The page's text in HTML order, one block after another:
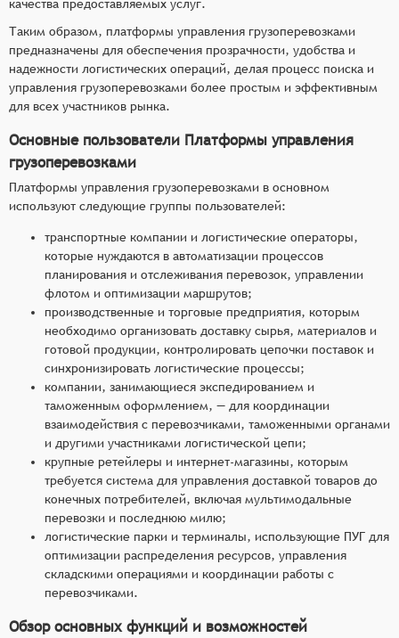
качества предоставляемых услуг.
Таким образом, платформы управления грузоперевозками
предназначены для обеспечения прозрачности, удобства и
надежности логистических операций, делая процесс поиска и
управления грузоперевозками более простым и эффективным
для всех участников рынка.
Основные пользователи Платформы управления
грузоперевозками
Платформы управления грузоперевозками в основном
используют следующие группы пользователей:
транспортные компании и логистические операторы,
которые нуждаются в автоматизации процессов
планирования и отслеживания перевозок, управлении
флотом и оптимизации маршрутов;
производственные и торговые предприятия, которым
необходимо организовать доставку сырья, материалов и
готовой продукции, контролировать цепочки поставок и
синхронизировать логистические процессы;
компании, занимающиеся экспедированием и
таможенным оформлением, — для координации
взаимодействия с перевозчиками, таможенными органами
и другими участниками логистической цепи;
крупные ретейлеры и интернет-магазины, которым
требуется система для управления доставкой товаров до
конечных потребителей, включая мультимодальные
перевозки и последнюю милю;
логистические парки и терминалы, использующие ПУГ для
оптимизации распределения ресурсов, управления
складскими операциями и координации работы с
перевозчиками.
Обзор основных функций и возможностей